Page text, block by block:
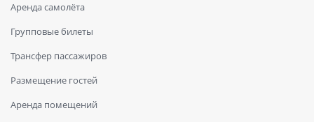
Аренда самолёта
Групповые билеты
Трансфер пассажиров
Размещение гостей
Аренда помещений